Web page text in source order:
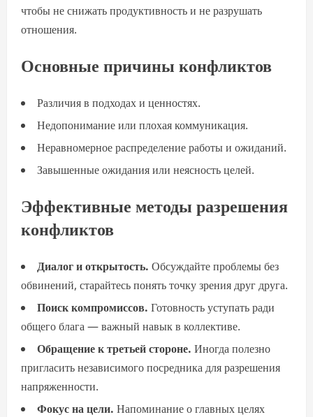
чтобы не снижать продуктивность и не разрушать
отношения.
Основные причины конфликтов
Различия в подходах и ценностях.
Недопонимание или плохая коммуникация.
Неравномерное распределение работы и ожиданий.
Завышенные ожидания или неясность целей.
Эффективные методы разрешения
конфликтов
Диалог и открытость. Обсуждайте проблемы без
обвинений, старайтесь понять точку зрения друг друга.
Поиск компромиссов. Готовность уступать ради
общего блага — важный навык в коллективе.
Обращение к третьей стороне. Иногда полезно
пригласить независимого посредника для разрешения
напряженности.
Фокус на цели. Напоминание о главных целях